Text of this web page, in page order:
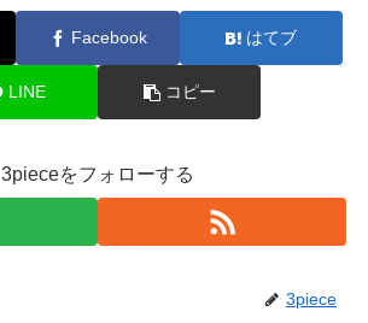
Facebook はてブ
LINE コピー
3pieceをフォローする
3piece